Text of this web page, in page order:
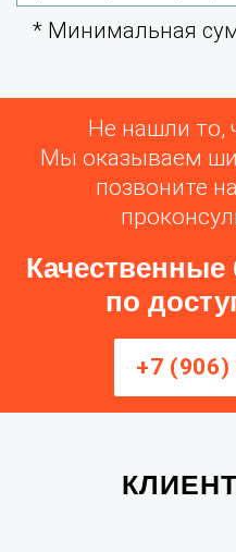
* Минимальная
Не нашли то,
Мы оказываем
позвоните
по
+7